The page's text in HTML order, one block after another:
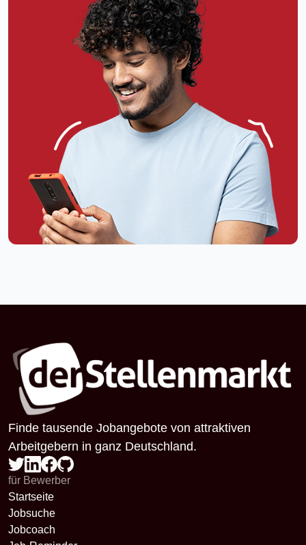
Finde tausende Jobangebote von attraktiven
Arbeitgebern in ganz Deutschland.
für Bewerber
Startseite
Jobsuche
Jobcoach